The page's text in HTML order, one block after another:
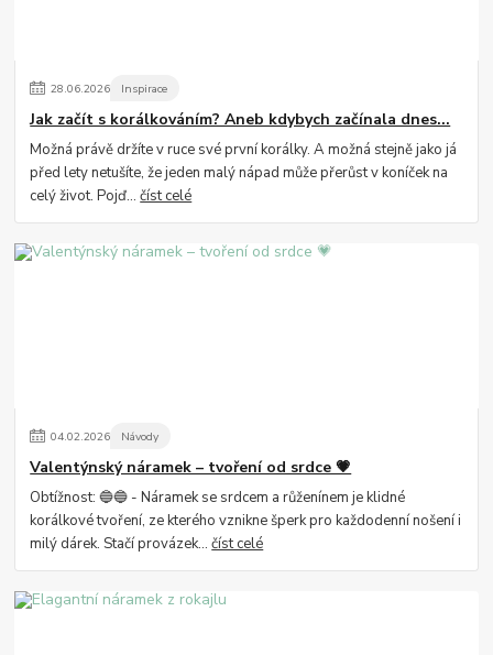
28.06.2026 Inspirace
Jak začít s korálkováním? Aneb kdybych začínala dnes...
Možná právě držíte v ruce své první korálky. A možná stejně jako já
před lety netušíte, že jeden malý nápad může přerůst v koníček na
celý život. Pojď...číst celé
04.02.2026 Návody
Valentýnský náramek – tvoření od srdce 💗
Obtížnost: 🔵🔵 - Náramek se srdcem a růženínem je klidné
korálkové tvoření, ze kterého vznikne šperk pro každodenní nošení i
milý dárek. Stačí provázek...číst celé